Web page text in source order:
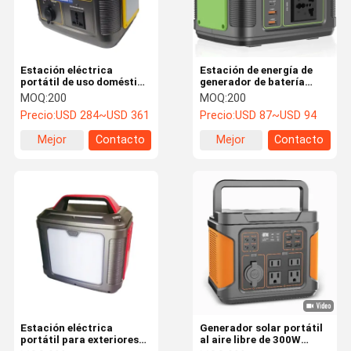
Sobre
Recorrido
Fábrica
Estación de energía de
generador de batería
portátil compacta con
interfaz múltiple para
viajes de RV
MOQ:200
Precio:USD 87~USD 94
Mejor
Contacto
Estación eléctrica
portátil de uso doméstico
Generador de energía de
campamento resistente
MOQ:200
Precio:USD 284~USD 361
Mejor
Contacto
Generador solar portátil
al aire libre de 300W
Estación eléctrica
portátil para exteriores